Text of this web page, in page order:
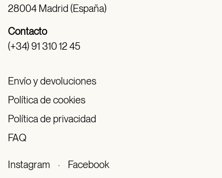
28004 Madrid (España)
Contacto
(+34) 91 310 12 45
Envío y devoluciones
Política de cookies
Política de privacidad
FAQ
Instagram · Facebook